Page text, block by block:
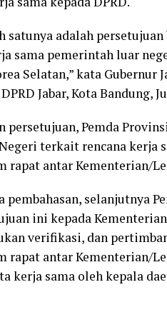
satunya adalah
sama pemerintah luar
Selatan,” kata Gubernur
Jabar, Kota Bandung,
persetujuan, Pemda
terkait rencana kerja
antar Kementerian/
pembahasan, selanjutnya
ini kepada
verifikasi, dan
antar Kementerian/
kerja sama oleh kepala